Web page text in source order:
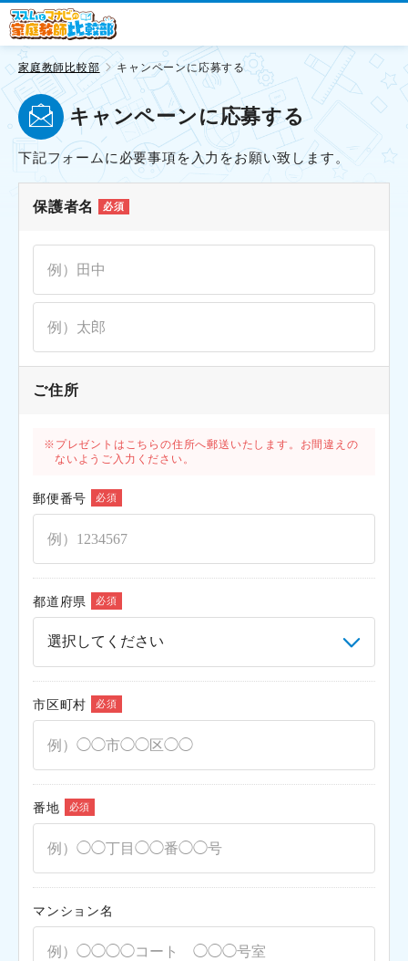
家庭教師比較部 キャンペーンに応募する
キャンペーンに応募する
下記フォームに必要事項を入力をお願い致します。
保護者名 必須
ご住所
プレゼントはこちらの住所へ郵送いたします。お間違えの
ないようご入力ください。
郵便番号 必須
都道府県 必須
市区町村 必須
番地 必須
マンション名